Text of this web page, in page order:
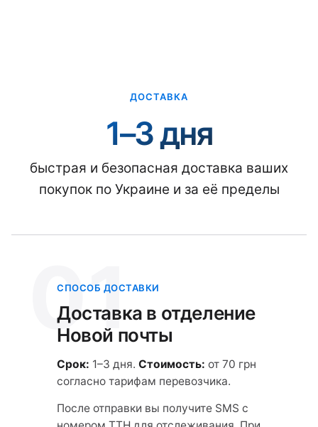
ДОСТАВКА
1–3 дня
быстрая и безопасная доставка ваших
покупок по Украине и за её пределы
01
СПОСОБ ДОСТАВКИ
Доставка в отделение
Новой почты
Срок: 1–3 дня. Стоимость: от 70 грн
согласно тарифам перевозчика.
После отправки вы получите SMS с